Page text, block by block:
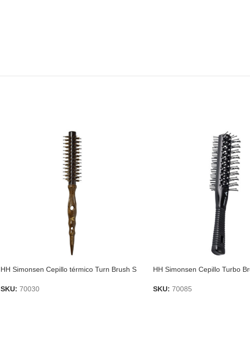
HH Simonsen Cepillo térmico Turn Brush S
SKU: 70030
HH Simonsen Cepillo Turbo
SKU: 70085